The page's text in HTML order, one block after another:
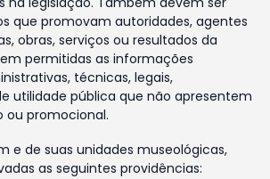
que promovam autoridades, agentes
obras, serviços ou resultados da
permitidas as informações
técnicas, legais,
utilidade pública que não apresentem
ou promocional.
e de suas unidades museológicas,
as seguintes providências: